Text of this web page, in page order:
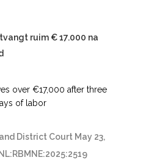
over €17,000 after three
of labor
District Court May 23,